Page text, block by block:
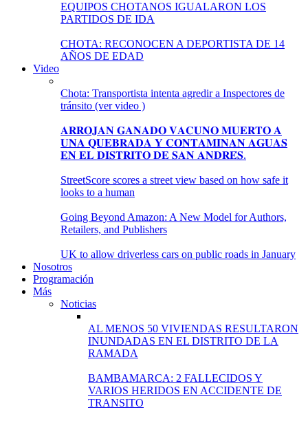
EQUIPOS CHOTANOS IGUALARON LOS
PARTIDOS DE IDA
CHOTA: RECONOCEN A DEPORTISTA DE 14
AÑOS DE EDAD
Video
Chota: Transportista intenta agredir a Inspectores de
tránsito (ver video )
𝐀𝐑𝐑𝐎𝐉𝐀𝐍 𝐆𝐀𝐍𝐀𝐃𝐎 𝐕𝐀𝐂𝐔𝐍𝐎 𝐌𝐔𝐄𝐑𝐓𝐎 𝐀
𝐔𝐍𝐀 𝐐𝐔𝐄𝐁𝐑𝐀𝐃𝐀 𝐘 𝐂𝐎𝐍𝐓𝐀𝐌𝐈𝐍𝐀𝐍 𝐀𝐆𝐔𝐀𝐒
𝐄𝐍 𝐄𝐋 𝐃𝐈𝐒𝐓𝐑𝐈𝐓𝐎 𝐃𝐄 𝐒𝐀𝐍 𝐀𝐍𝐃𝐑𝐄́𝐒.
StreetScore scores a street view based on how safe it
looks to a human
Going Beyond Amazon: A New Model for Authors,
Retailers, and Publishers
UK to allow driverless cars on public roads in January
Nosotros
Programación
Más
Noticias
AL MENOS 50 VIVIENDAS RESULTARON
INUNDADAS EN EL DISTRITO DE LA
RAMADA
BAMBAMARCA: 2 FALLECIDOS Y
VARIOS HERIDOS EN ACCIDENTE DE
TRANSITO